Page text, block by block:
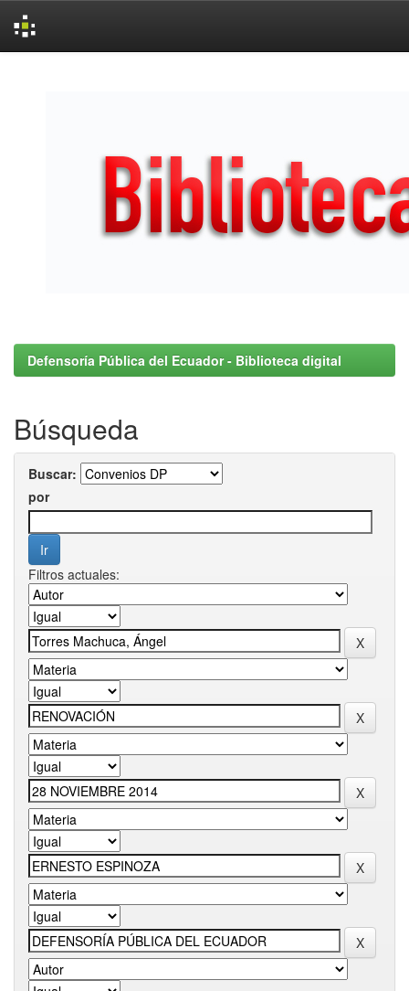
Defensoría Pública del Ecuador - Biblioteca digital
Búsqueda
Buscar:
por
Filtros actuales: